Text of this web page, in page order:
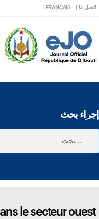
اتصل بنا | FRANÇAIS
إجراء بحث
le secteur ouest